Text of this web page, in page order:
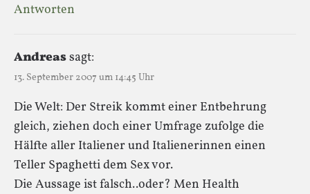
Antworten
Andreassagt:
13. September 2007 um 14:45 Uhr
Die Welt: Der Streik kommt einer Entbehrung
gleich, ziehen doch einer Umfrage zufolge die
Hälfte aller Italiener und Italienerinnen einen
Teller Spaghetti dem Sex vor.
Die Aussage ist falsch..oder? Men Health